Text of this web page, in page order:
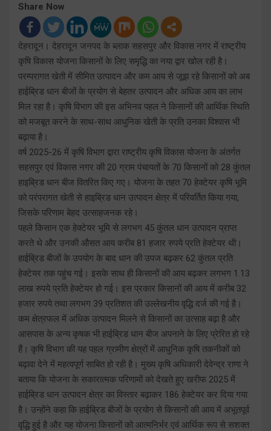
Share Now
देहरादून। देहरादून जनपद के ब्लाक सहसपुर और विकास नगर में राष्ट्रीय
कृषि विकास योजना किसानों के लिए समृद्धि का नया द्वार खोल रही है।
परम्परागत खेती में सीमित उत्पादन और कम आय से जूझ रहे किसानों को अब
हाईब्रिड धान बीजों के प्रयोग से बेहतर उत्पादन और अधिक आय का लाभ
मिल रहा है। कृषि विभाग की इस अभिनव पहल ने किसानों की आर्थिक स्थिति
को मजबूत करने के साथ-साथ आधुनिक खेती के प्रति उनका विश्वास भी
बढ़ाया है।
वर्ष 2025-26 में कृषि विभाग द्वारा राष्ट्रीय कृषि विकास योजना के अंतर्गत
सहसपुर एवं विकास नगर की 20 ग्राम पंचायतों के 70 किसानों को 28 कुंतल
हाइब्रिड धान बीज वितरित किए गए। योजना के तहत 70 हेक्टेयर कृषि भूमि
को परंपरागत खेती से हाइब्रिड धान उत्पादन क्षेत्र में परिवर्तित किया गया,
जिसके परिणाम बेहद उत्साहजनक रहे।
पहले किसान एक हेक्टेयर भूमि से लगभग 45 कुंतल धान उत्पादन प्राप्त
करते थे और उनकी औसत आय करीब 81 हजार रुपये प्रति हेक्टेयर थी।
हाईब्रिड बीजों के उपयोग के बाद धान की उपज बढ़कर 62 कुंतल प्रति
हेक्टेयर तक पहुंच गई। इसके साथ ही किसानों की आय बढ़कर लगभग 1.13
लाख रुपये प्रति हेक्टेयर हो गई। इस प्रकार किसानों की आय में करीब 32
हजार रुपये तथा लगभग 39 प्रतिशत की उल्लेखनीय वृद्धि दर्ज की गई है।
कम क्षेत्रफल में अधिक उत्पादन मिलने से किसानों का उत्साह बढ़ा है और
आसपास के अन्य कृषक भी हाईब्रिड धान बीज अपनाने के लिए प्रेरित हो रहे
हैं। कृषि विभाग की यह पहल ग्रामीण क्षेत्रों में आधुनिक कृषि तकनीकों को
बढ़ावा देने में महत्वपूर्ण साबित हो रही है। मुख्य कृषि अधिकारी देवेन्द्र राणा ने
बताया कि योजना के सकारात्मक परिणामों को देखते हुए खरीफ 2025 में
हाईब्रिड धान उत्पादन क्षेत्र का विस्तार बढ़ाकर 186 हेक्टेयर कर दिया गया
है। उन्होंने कहा कि हाईब्रिड बीजों के प्रयोग से किसानों की आय में अभूतपूर्व
वृद्धि हुई है और यह योजना किसानों को आत्मनिर्भर एवं आर्थिक रूप से सशक्त